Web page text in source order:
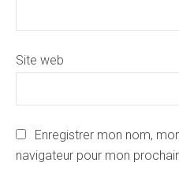
Site web
Enregistrer mon nom,
navigateur pour mon